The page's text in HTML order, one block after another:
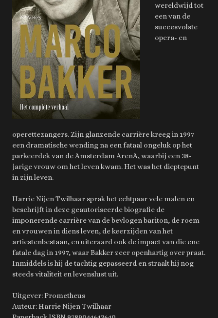
wereldwijd tot
een van de
succesvolste
opera- en
operettezangers. Zijn glanzende carrière kreeg in 1997
een dramatische wending na een fataal ongeluk op het
parkeerdek van de Amsterdam ArenA, waarbij een 38-
jarige vrouw om het leven kwam. Het was het dieptepunt
in zijn leven.
Harrie Nijen Twilhaar sprak het echtpaar vele malen en
beschrijft in deze geautoriseerde biografie de
imponerende carrière van de bevlogen bariton, de roem
en vrouwen in diens leven, de keerzijden van het
artiestenbestaan, en uiteraard ook de impact van die ene
fatale dag in 1997, waar Bakker zeer openhartig over praat.
Inmiddels is hij de tachtig gepasseerd en straalt hij nog
steeds vitaliteit en levenslust uit.
Uitgever: Prometheus
Auteur: Harrie Nijen Twilhaar